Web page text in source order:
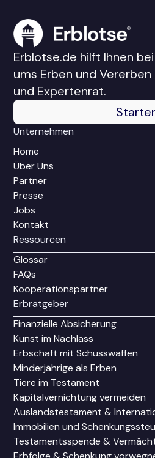
Erblotse.de hilft Ihnen
ums Erben und
und Expertenrat.
Unternehmen
Home
Über Uns
Partner
Presse
Jobs
Kontakt
Ressourcen
Glossar
FAQs
Kooperationspartner
Erbratgeber
Finanzielle Absicherung
Kunst im Nachlass
Erbschaft mit Schusswaffen
Minderjährige als Erben
Tiere im Testament
Kapitalvernichtung vermeiden
Auslandstestament &
Immobilien und
Testamentsspende &